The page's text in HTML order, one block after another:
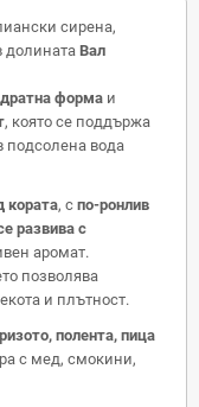
сирена,
долината Вал
форма и
, която се поддържа
подсолена вода
кората, с по-ронлив
развива с
аромат.
позволява
и плътност.
полента, пица
с мед, смокини,